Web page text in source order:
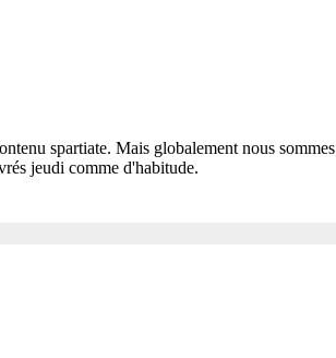
spartiate. Mais globalement nous sommes
jeudi comme d'habitude.